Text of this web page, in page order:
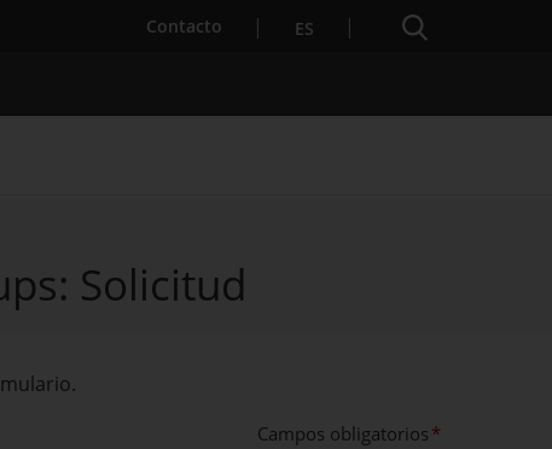
Contacto ES Buscador
StartupsSolicitud
Campos obligatorios